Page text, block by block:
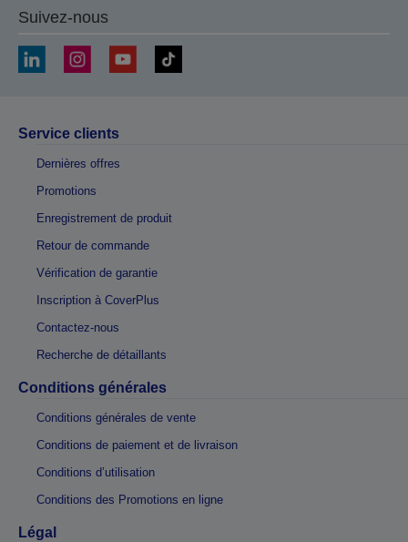
Suivez-nous
Service clients
Dernières offres
Promotions
Enregistrement de produit
Retour de commande
Vérification de garantie
Inscription à CoverPlus
Contactez-nous
Recherche de détaillants
Conditions générales
Conditions générales de vente
Conditions de paiement et de livraison
Conditions d’utilisation
Conditions des Promotions en ligne
Légal